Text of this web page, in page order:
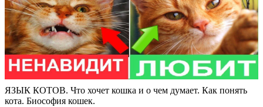
ЯЗЫК КОТОВ. Что хочет кошка и о чем думает. Как понять
кота. Биософия кошек.